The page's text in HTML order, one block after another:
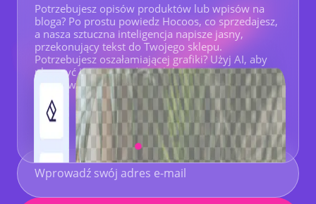
Potrzebujesz opisów produktów lub wpisów na
bloga? Po prostu powiedz Hocoos, co sprzedajesz,
a nasza sztuczna inteligencja napisze jasny,
przekonujący tekst do Twojego sklepu.
Potrzebujesz oszałamiającej grafiki? Użyj AI, aby
ulepszyć istniejące zdjęcia lub stwórz nowe na
podstawie prostego opisu tekstowego.